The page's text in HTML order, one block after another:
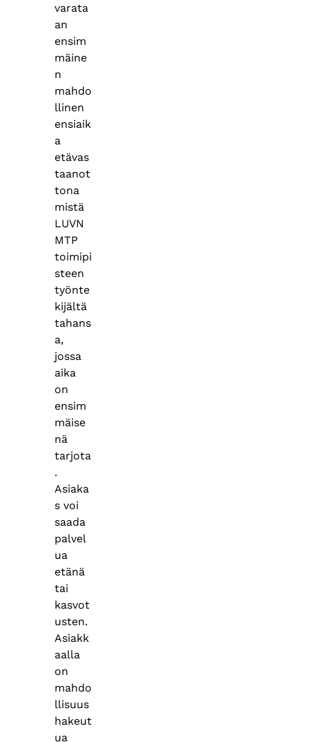
varata
an
ensim
mäine
n
mahdo
llinen
ensiaik
a
etävas
taanot
tona
mistä
LUVN
MTP
toimipi
steen
työnte
kijältä
tahans
a,
jossa
aika
on
ensim
mäise
nä
tarjota
.
Asiaka
s voi
saada
palvel
ua
etänä
tai
kasvot
usten.
Asiakk
aalla
on
mahdo
llisuus
hakeut
ua